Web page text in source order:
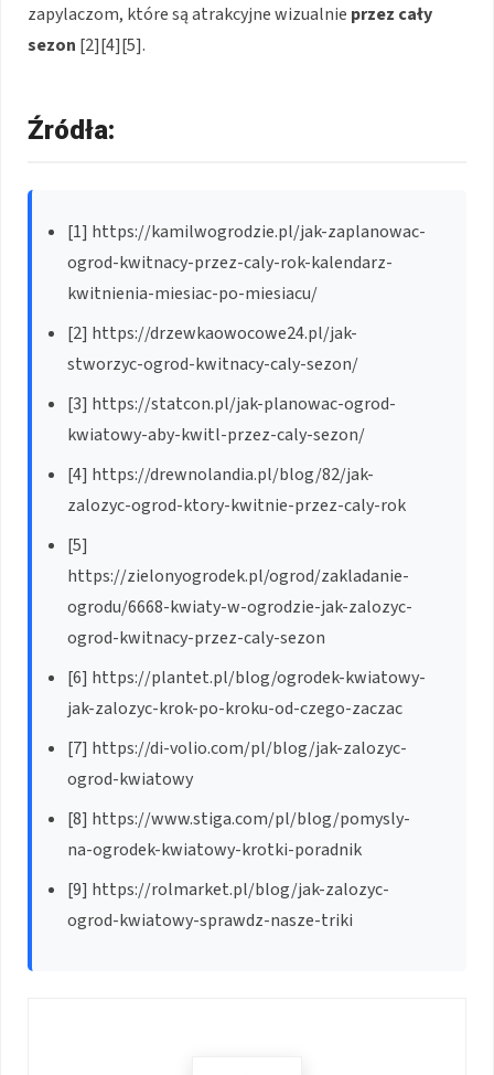
zapylaczom, które są atrakcyjne wizualnie przez cały
sezon [2][4][5].
Źródła:
[1] https://kamilwogrodzie.pl/jak-zaplanowac-
ogrod-kwitnacy-przez-caly-rok-kalendarz-
kwitnienia-miesiac-po-miesiacu/
[2] https://drzewkaowocowe24.pl/jak-
stworzyc-ogrod-kwitnacy-caly-sezon/
[3] https://statcon.pl/jak-planowac-ogrod-
kwiatowy-aby-kwitl-przez-caly-sezon/
[4] https://drewnolandia.pl/blog/82/jak-
zalozyc-ogrod-ktory-kwitnie-przez-caly-rok
[5]
https://zielonyogrodek.pl/ogrod/zakladanie-
ogrodu/6668-kwiaty-w-ogrodzie-jak-zalozyc-
ogrod-kwitnacy-przez-caly-sezon
[6] https://plantet.pl/blog/ogrodek-kwiatowy-
jak-zalozyc-krok-po-kroku-od-czego-zaczac
[7] https://di-volio.com/pl/blog/jak-zalozyc-
ogrod-kwiatowy
[8] https://www.stiga.com/pl/blog/pomysly-
na-ogrodek-kwiatowy-krotki-poradnik
[9] https://rolmarket.pl/blog/jak-zalozyc-
ogrod-kwiatowy-sprawdz-nasze-triki